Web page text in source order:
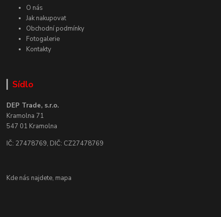
O nás
Jak nakupovat
Obchodní podmínky
Fotogalerie
Kontakty
Sídlo
DEP Trade, s.r.o.
Kramolna 71
547 01 Kramolna
IČ: 27478769, DIČ: CZ27478769
Kde nás najdete, mapa